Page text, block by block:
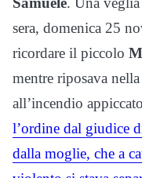
sera, domenica 25
ricordare il piccolo
mentre riposava
all’incendio
l’ordine dal giudice
dalla moglie, che a